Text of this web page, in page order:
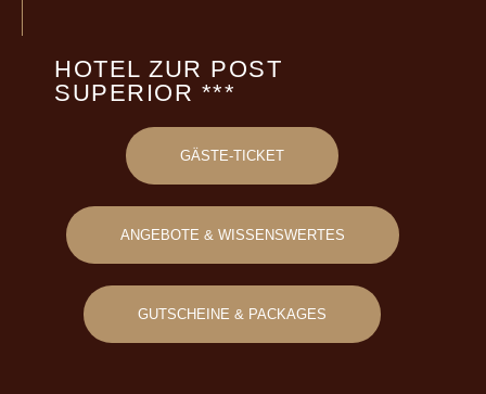
HOTEL ZUR POST
SUPERIOR ***
GÄSTE-TICKET
ANGEBOTE & WISSENSWERTES
GUTSCHEINE & PACKAGES